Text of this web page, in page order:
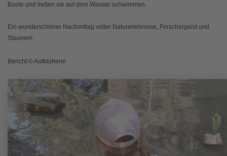
Boote und ließen sie auf dem Wasser schwimmen.
Ein wunderschöner Nachmittag voller Naturerlebnisse, Forschergeist und
Staunen!
Bericht © Aufblüherei